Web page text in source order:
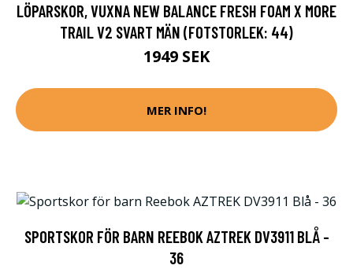
LÖPARSKOR, VUXNA NEW BALANCE FRESH FOAM X MORE
TRAIL V2 SVART MÄN (FOTSTORLEK: 44)
1949 SEK
MER INFO!
SPORTSKOR FÖR BARN REEBOK AZTREK DV3911 BLÅ -
36